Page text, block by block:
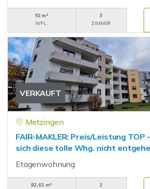
92 m²
WFL.
3
ZIMMER
VERKAUFT
Metzingen
FAIR-MAKLER: Preis/Leistung TOP
sich diese tolle Whg. nicht
Etagenwohnung
82,61 m²
2